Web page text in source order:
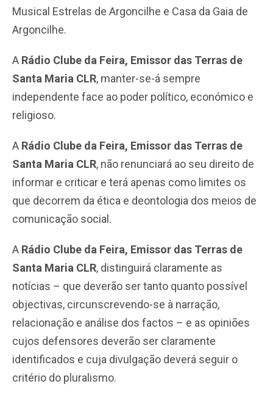
Musical Estrelas de Argoncilhe e Casa da Gaia de
Argoncilhe.
A Rádio Clube da Feira, Emissor das Terras de
Santa Maria CLR, manter-se-á sempre
independente face ao poder político, económico e
religioso.
A Rádio Clube da Feira, Emissor das Terras de
Santa Maria CLR, não renunciará ao seu direito de
informar e criticar e terá apenas como limites os
que decorrem da ética e deontologia dos meios de
comunicação social.
A Rádio Clube da Feira, Emissor das Terras de
Santa Maria CLR, distinguirá claramente as
notícias – que deverão ser tanto quanto possível
objectivas, circunscrevendo-se à narração,
relacionação e análise dos factos – e as opiniões
cujos defensores deverão ser claramente
identificados e cuja divulgação deverá seguir o
critério do pluralismo.